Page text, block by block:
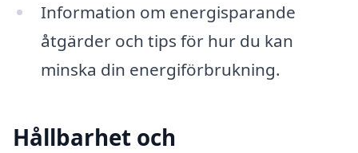
Information om energisparande
åtgärder och tips för hur du kan
minska din energiförbrukning.
Hållbarhet och